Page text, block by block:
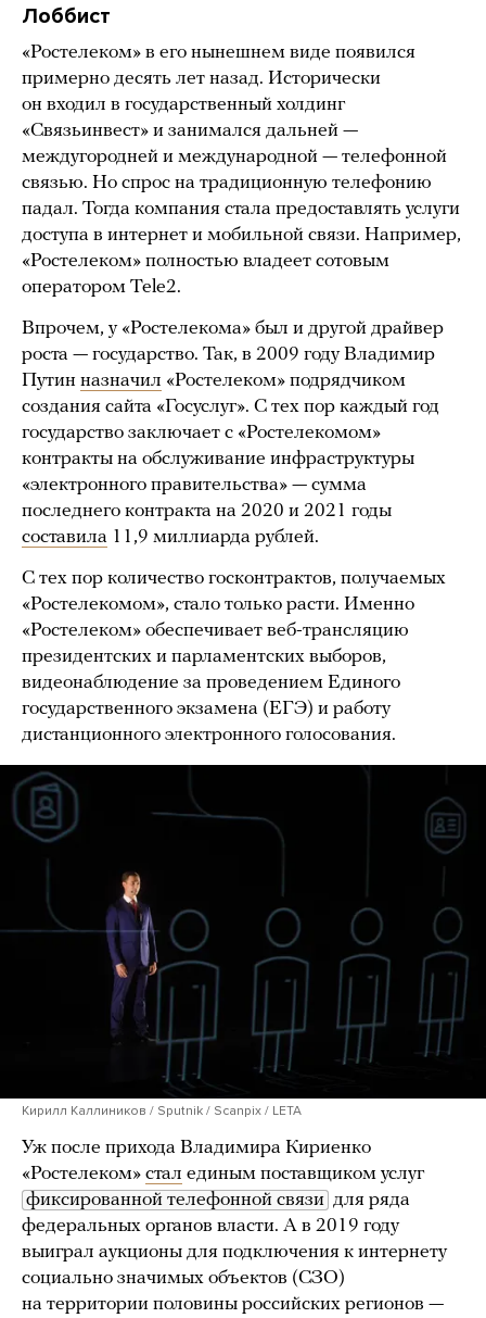
Лоббист
«Ростелеком» в его нынешнем виде появился
примерно десять лет назад. Исторически
он входил в государственный холдинг
«Связьинвест» и занимался дальней —
междугородней и международной — телефонной
связью. Но спрос на традиционную телефонию
падал. Тогда компания стала предоставлять услуги
доступа в интернет и мобильной связи. Например,
«Ростелеком» полностью владеет сотовым
оператором Tele2.
Впрочем, у «Ростелекома» был и другой драйвер
роста — государство. Так, в 2009 году Владимир
Путин назначил «Ростелеком» подрядчиком
создания сайта «Госуслуг». С тех пор каждый год
государство заключает с «Ростелекомом»
контракты на обслуживание инфраструктуры
«электронного правительства» — сумма
последнего контракта на 2020 и 2021 годы
составила 11,9 миллиарда рублей.
С тех пор количество госконтрактов, получаемых
«Ростелекомом», стало только расти. Именно
«Ростелеком» обеспечивает веб-трансляцию
президентских и парламентских выборов,
видеонаблюдение за проведением Единого
государственного экзамена (ЕГЭ) и работу
дистанционного электронного голосования.
Кирилл Каллиников / Sputnik / Scanpix / LETA
Уж после прихода Владимира Кириенко
«Ростелеком» стал единым поставщиком услуг
фиксированной телефонной связи для ряда
федеральных органов власти. А в 2019 году
выиграл аукционы для подключения к интернету
социально значимых объектов (СЗО)
на территории половины российских регионов —